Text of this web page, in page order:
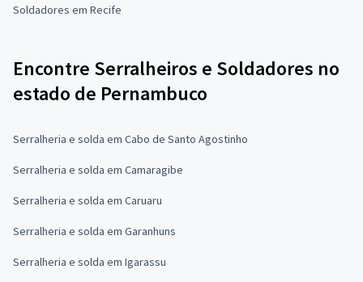
Soldadores em Recife
Encontre Serralheiros e Soldadores no
estado de Pernambuco
Serralheria e solda em Cabo de Santo Agostinho
Serralheria e solda em Camaragibe
Serralheria e solda em Caruaru
Serralheria e solda em Garanhuns
Serralheria e solda em Igarassu